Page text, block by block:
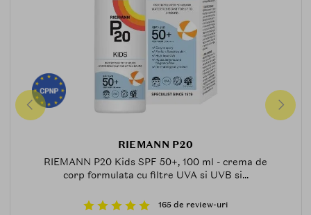
RIEMANN P20
RIEMANN P20 Kids SPF 50+, 100 ml - crema de
corp formulata cu filtre UVA si UVB si...
165 de review-uri